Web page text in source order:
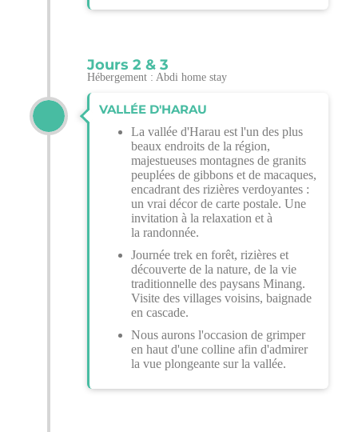
Jours 2 & 3
Hébergement : Abdi home stay
VALLÉE D'HARAU
La vallée d'Harau est l'un des plus
beaux endroits de la région,
majestueuses montagnes de granits
peuplées de gibbons et de macaques,
encadrant des rizières verdoyantes :
un vrai décor de carte postale. Une
invitation à la relaxation et à
la randonnée.
Journée trek en forêt, rizières et
découverte de la nature, de la vie
traditionnelle des paysans Minang.
Visite des villages voisins, baignade
en cascade.
Nous aurons l'occasion de grimper
en haut d'une colline afin d'admirer
la vue plongeante sur la vallée.